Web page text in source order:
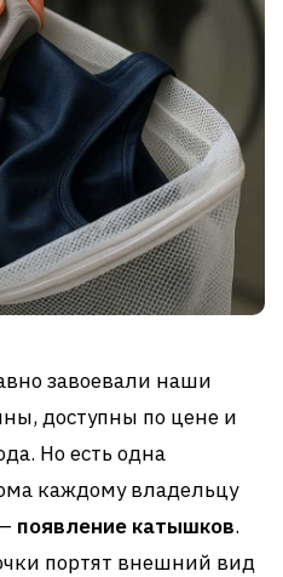
завоевали наши
доступны по цене и
Но есть одна
каждому владельцу
появление катышков.
портят внешний вид